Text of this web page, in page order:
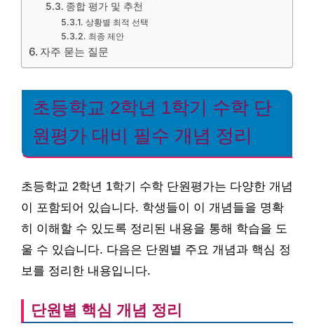
종합 평가 및 추천
상황별 최적 선택
최종 제안
자주 묻는 질문
초등학교 2학년 1학기 수학 단
원평가 대비 필수 개념 정리
초등학교 2학년 1학기 수학 단원평가는 다양한 개념
이 포함되어 있습니다. 학생들이 이 개념들을 명확
히 이해할 수 있도록 정리된 내용을 통해 학습을 도
울 수 있습니다. 다음은 단원별 주요 개념과 핵심 정
보를 정리한 내용입니다.
단원별 핵심 개념 정리